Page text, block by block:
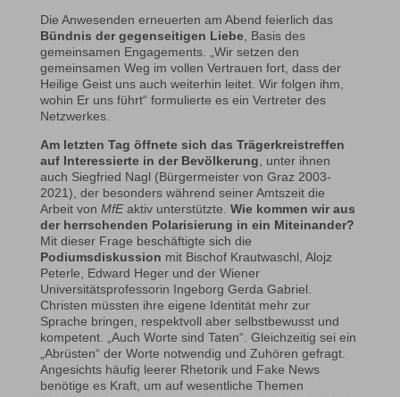
Die Anwesenden erneuerten am Abend feierlich das
Bündnis der gegenseitigen Liebe, Basis des
gemeinsamen Engagements. „Wir setzen den
gemeinsamen Weg im vollen Vertrauen fort, dass der
Heilige Geist uns auch weiterhin leitet. Wir folgen ihm,
wohin Er uns führt“ formulierte es ein Vertreter des
Netzwerkes.
Am letzten Tag öffnete sich das Trägerkreistreffen
auf Interessierte in der Bevölkerung, unter ihnen
auch Siegfried Nagl (Bürgermeister von Graz 2003-
2021), der besonders während seiner Amtszeit die
Arbeit von MfEaktiv unterstützte. Wie kommen wir aus
der herrschenden Polarisierung in ein Miteinander?
Mit dieser Frage beschäftigte sich die
Podiumsdiskussion mit Bischof Krautwaschl, Alojz
Peterle, Edward Heger und der Wiener
Universitätsprofessorin Ingeborg Gerda Gabriel.
Christen müssten ihre eigene Identität mehr zur
Sprache bringen, respektvoll aber selbstbewusst und
kompetent. „Auch Worte sind Taten“. Gleichzeitig sei ein
„Abrüsten“ der Worte notwendig und Zuhören gefragt.
Angesichts häufig leerer Rhetorik und Fake News
benötige es Kraft, um auf wesentliche Themen